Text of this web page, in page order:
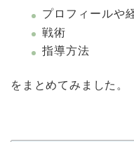
プロフィールや
戦術
指導方法
をまとめてみました。